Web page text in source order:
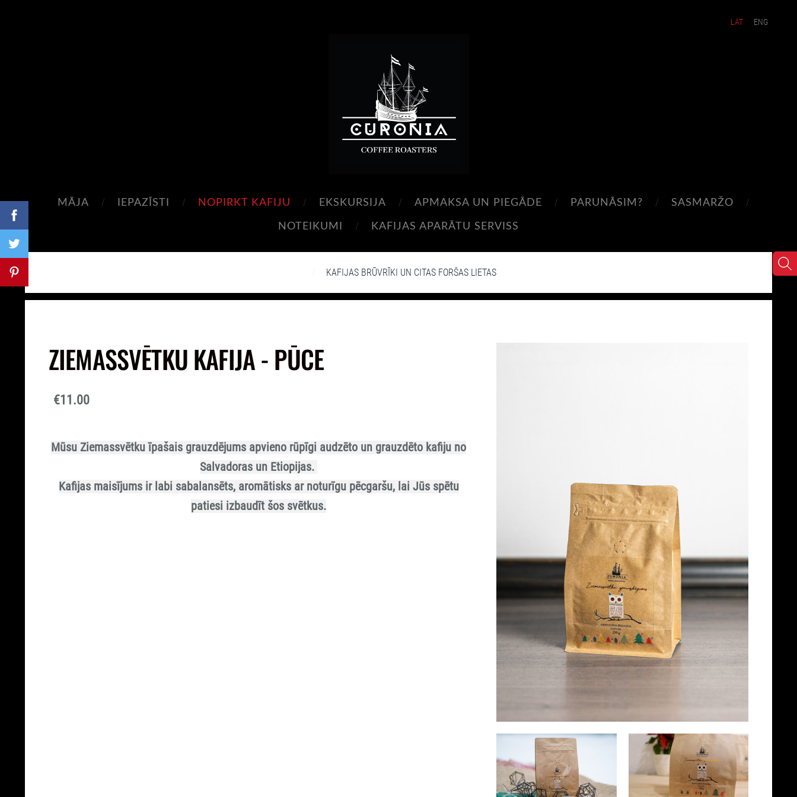
MĀJA IEPAZĪSTI NOPIRKT KAFIJU EKSKURSIJA APMAKSA UN PIEGĀDE PARUNĀSIM?
SASMARŽO
NOTEIKUMI
KAFIJAS APARĀTU SERVISS
LAT ENG
KAFIJAS BRŪVRĪKI UN CITAS FORŠAS LIETAS
ZIEMASSVĒTKU KAFIJA - PŪCE
€11.00
Mūsu Ziemassvētku īpašais grauzdējums apvieno rūpīgi audzēto un grauzdēto kafiju no
Salvadoras un Etiopijas.
Kafijas maisījums ir labi sabalansēts, aromātisks ar noturīgu pēcgaršu, lai Jūs spētu
patiesi izbaudīt šos svētkus.